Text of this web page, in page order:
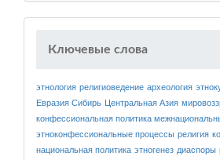
Ключевые слова
этнология религиоведение археология
ЕвразияСибирь Центральная Азия
конфессиональная политика
этноконфессиональные процессы религия
национальная политика этногенез диаспоры